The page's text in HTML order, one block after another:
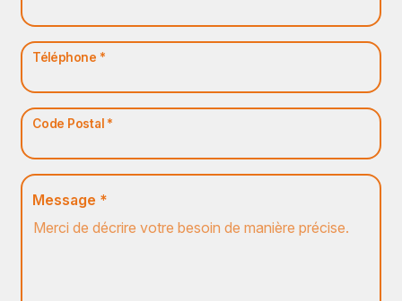
Téléphone *
Code Postal *
Message *